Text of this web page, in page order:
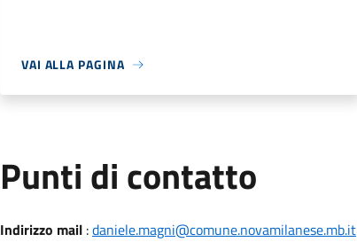
VAI ALLA PAGINA
Punti di contatto
Indirizzo mail:daniele.magni@comune.novamilanese.mb.it